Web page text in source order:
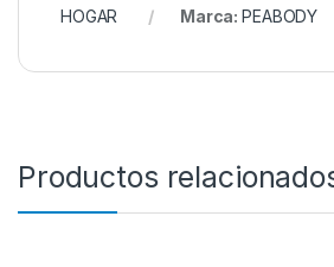
HOGAR
Marca:PEABODY
Productos